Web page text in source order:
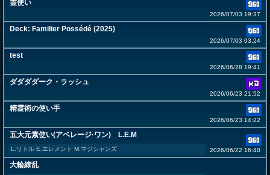
霊使い
2026/07/03 19:37
Deck: Familier Possédé (2025)
2026/07/03 03:24
test
2026/06/28 19:41
ダダダダーク・ラッシュ
2026/06/23 21:52
精霊術の使い手
2026/06/23 14:22
五大元素使い(アベレージ·ワン) L.E.M
L.リトル E.エレメント M.マジシャンズ 2026/06/22 16:40
大輪繚乱